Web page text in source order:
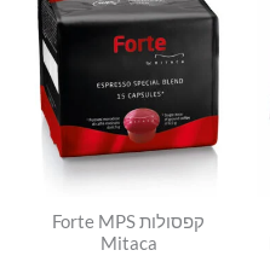
קפסולות Forte MPS
Mitaca